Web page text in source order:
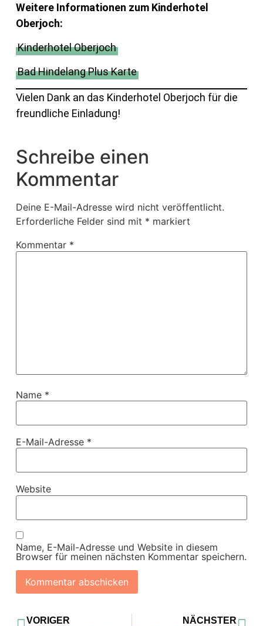
Weitere Informationen zum Kinderhotel
Oberjoch:
Kinderhotel Oberjoch
Bad Hindelang Plus Karte
Vielen Dank an das Kinderhotel Oberjoch für die
freundliche Einladung!
Schreibe einen
Kommentar
Deine E-Mail-Adresse wird nicht veröffentlicht.
Erforderliche Felder sind mit * markiert
Kommentar *
Name *
E-Mail-Adresse *
Website
Name, E-Mail-Adresse und Website in diesem
Browser für meinen nächsten Kommentar speichern.
VORIGER NÄCHSTER